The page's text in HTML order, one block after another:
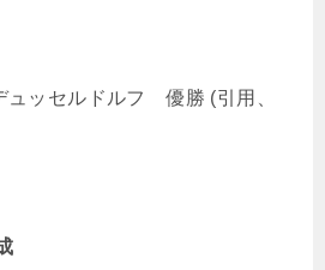
ッセルドルフ 優勝 (引用、